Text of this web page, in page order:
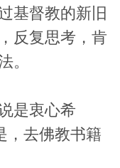
基督教的新旧
反复思考，肯
。
是衷心希
，去佛教书籍